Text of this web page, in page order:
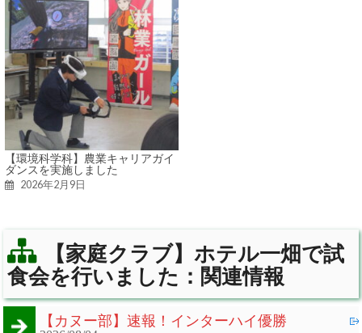
【環境科学科】農業キャリアガイ
ダンスを実施しました
2026年2月9日
【家庭クラブ】ホテル一畑で試
食会を行いました：関連情報
【カヌー部】速報！インターハイ優勝